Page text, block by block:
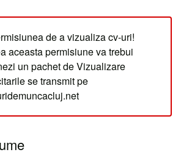
de a vizualiza cv-uri!
aceasta permisiune va trebui
un pachet de Vizualizare
se transmit pe